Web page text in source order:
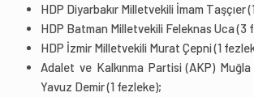
HDP Diyarbakır Milletvekili İmam Taşçıer
HDP Batman Milletvekili Feleknas Uca (3
HDP İzmir Milletvekili Murat Çepni (1
Adalet ve Kalkınma Partisi (AKP)
Yavuz Demir (1 fezleke);